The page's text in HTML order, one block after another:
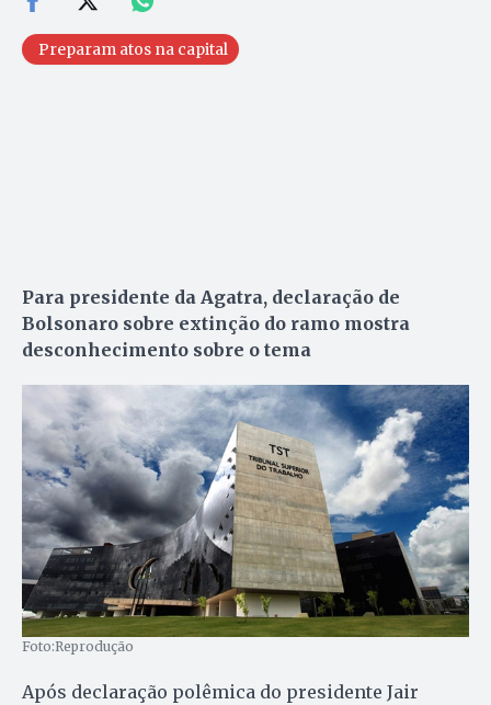
Preparam atos na capital
Para presidente da Agatra, declaração de
Bolsonaro sobre extinção do ramo mostra
desconhecimento sobre o tema
Foto:Reprodução
Após declaração polêmica do presidente Jair